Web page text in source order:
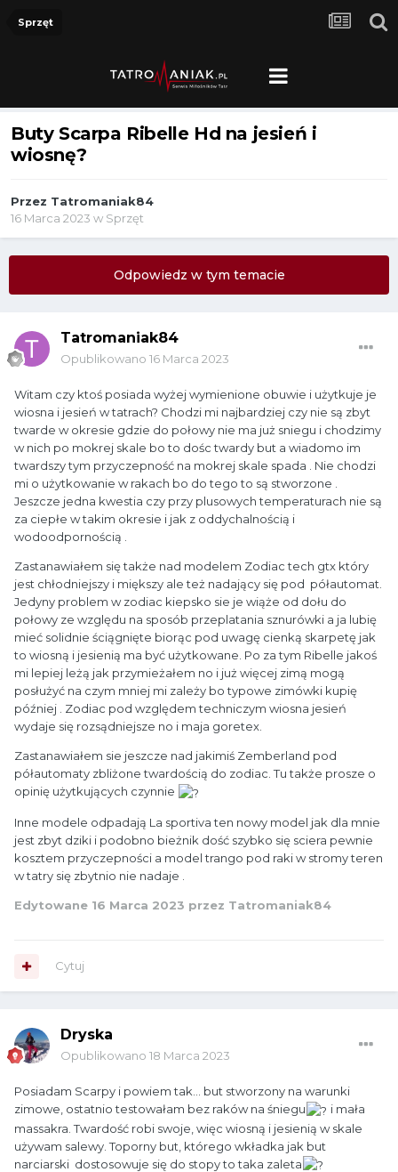
Sprzęt
Buty Scarpa Ribelle Hd na jesień i
wiosnę?
Przez Tatromaniak84
16 Marca 2023 w Sprzęt
Odpowiedz w tym temacie
Tatromaniak84
Opublikowano 16 Marca 2023
Witam czy ktoś posiada wyżej wymienione obuwie i użytkuje je
wiosna i jesień w tatrach? Chodzi mi najbardziej czy nie są zbyt
twarde w okresie gdzie do połowy nie ma już sniegu i chodzimy
w nich po mokrej skale bo to dośc twardy but a wiadomo im
twardszy tym przyczepność na mokrej skale spada . Nie chodzi
mi o użytkowanie w rakach bo do tego to są stworzone .
Jeszcze jedna kwestia czy przy plusowych temperaturach nie są
za ciepłe w takim okresie i jak z oddychalnością i
wodoodpornością .
Zastanawiałem się także nad modelem Zodiac tech gtx który
jest chłodniejszy i miększy ale też nadający się pod półautomat.
Jedyny problem w zodiac kiepsko sie je wiąże od dołu do
połowy ze względu na sposób przeplatania sznurówki a ja lubię
mieć solidnie ściągnięte biorąc pod uwagę cienką skarpetę jak
to wiosną i jesienią ma być użytkowane. Po za tym Ribelle jakoś
mi lepiej leżą jak przymieżałem no i już więcej zimą mogą
posłużyć na czym mniej mi zależy bo typowe zimówki kupię
później . Zodiac pod względem techniczym wiosna jesień
wydaje się rozsądniejsze no i maja goretex.
Zastanawiałem sie jeszcze nad jakimiś Zemberland pod
półautomaty zbliżone twardością do zodiac. Tu także prosze o
opinię użytkujących czynnie
Inne modele odpadają La sportiva ten nowy model jak dla mnie
jest zbyt dziki i podobno bieżnik dość szybko się sciera pewnie
kosztem przyczepności a model trango pod raki w stromy teren
w tatry się zbytnio nie nadaje .
Edytowane 16 Marca 2023 przez Tatromaniak84
Cytuj
Dryska
Opublikowano 18 Marca 2023
Posiadam Scarpy i powiem tak... but stworzony na warunki
zimowe, ostatnio testowałam bez raków na śniegu
i mała
massakra. Twardość robi swoje, więc wiosną i jesienią w skale
używam salewy. Toporny but, którego wkładka jak but
narciarski dostosowuje się do stopy to taka zaleta